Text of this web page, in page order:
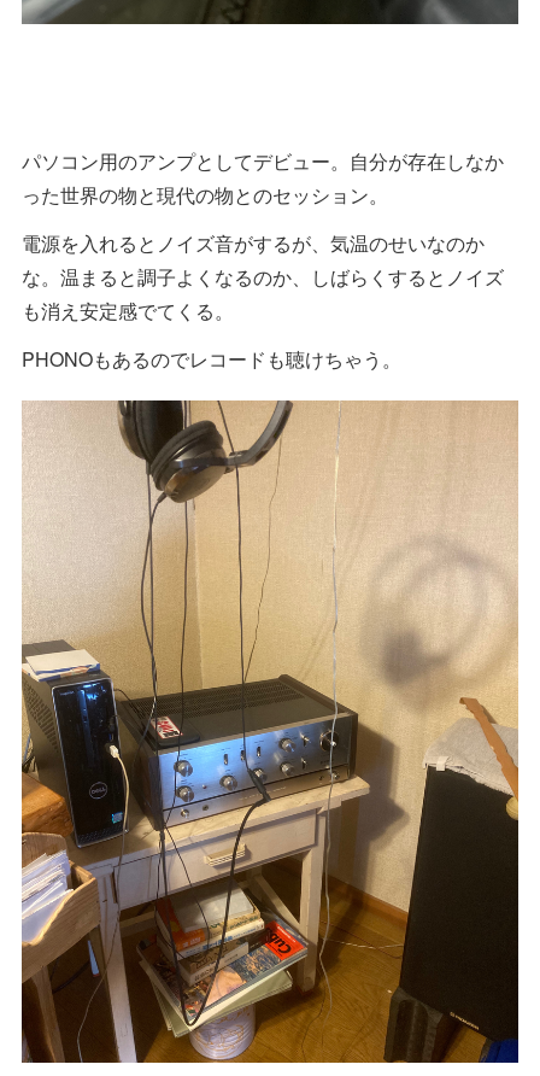
パソコン用のアンプとしてデビュー。自分が存在しなか
った世界の物と現代の物とのセッション。
電源を入れるとノイズ音がするが、気温のせいなのか
な。温まると調子よくなるのか、しばらくするとノイズ
も消え安定感でてくる。
PHONOもあるのでレコードも聴けちゃう。